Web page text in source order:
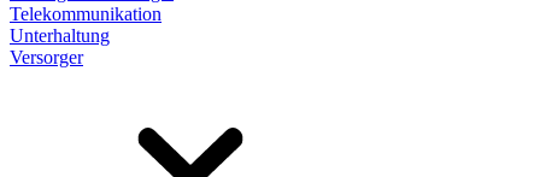
Telekommunikation
Unterhaltung
Versorger